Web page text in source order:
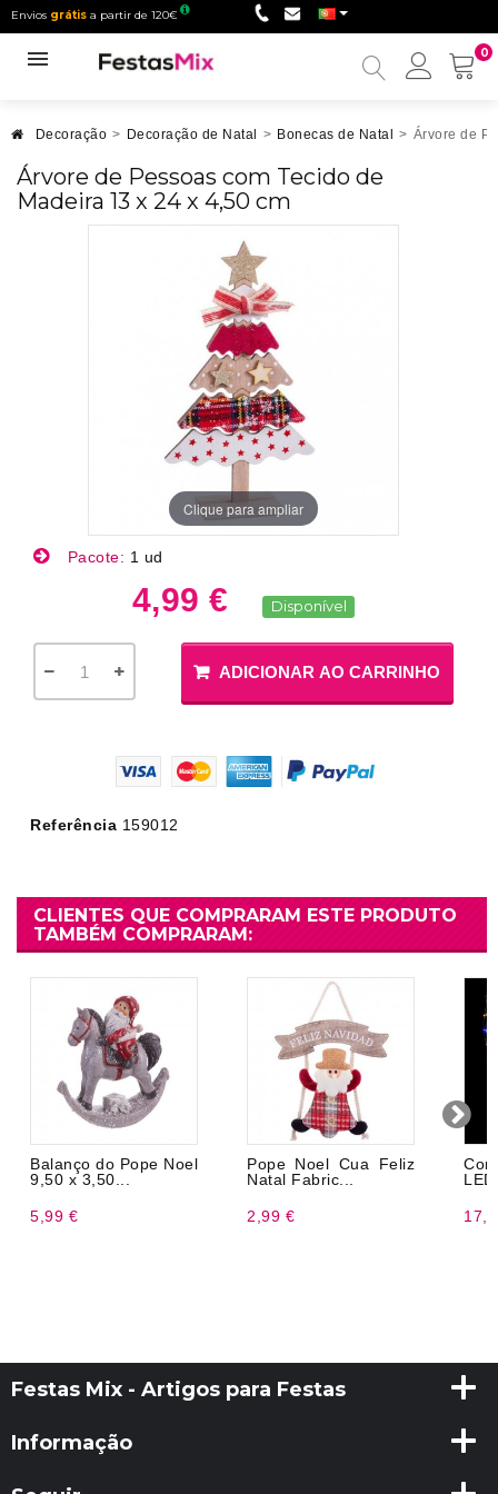
Envios grátis a partir de 120€
0
Minha
Decoração > Decoração de Natal > Bonecas de Natal > Árvore de
Árvore de Pessoas com Tecido de
Madeira 13 x 24 x 4,50 cm
Clique para ampliar
Pacote: 1 ud
4,99 € Disponível
ADICIONAR AO CARRINHO
Referência 159012
CLIENTES QUE COMPRARAM ESTE PRODUTO
TAMBÉM COMPRARAM:
Balanço do Pope Noel
9,50 x 3,50...
5,99 €
Pope Noel Cua Feliz
Natal Fabric...
2,99 €
Festas Mix - Artigos para Festas
Informação